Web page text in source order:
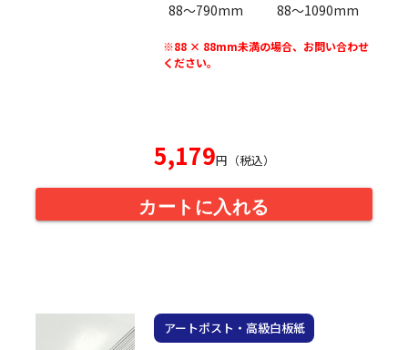
88〜790mm
88〜1090mm
※88 × 88mm未満の場合、お問い合わせ
ください。
5,179円（税込）
カートに入れる
アートポスト・高級白板紙